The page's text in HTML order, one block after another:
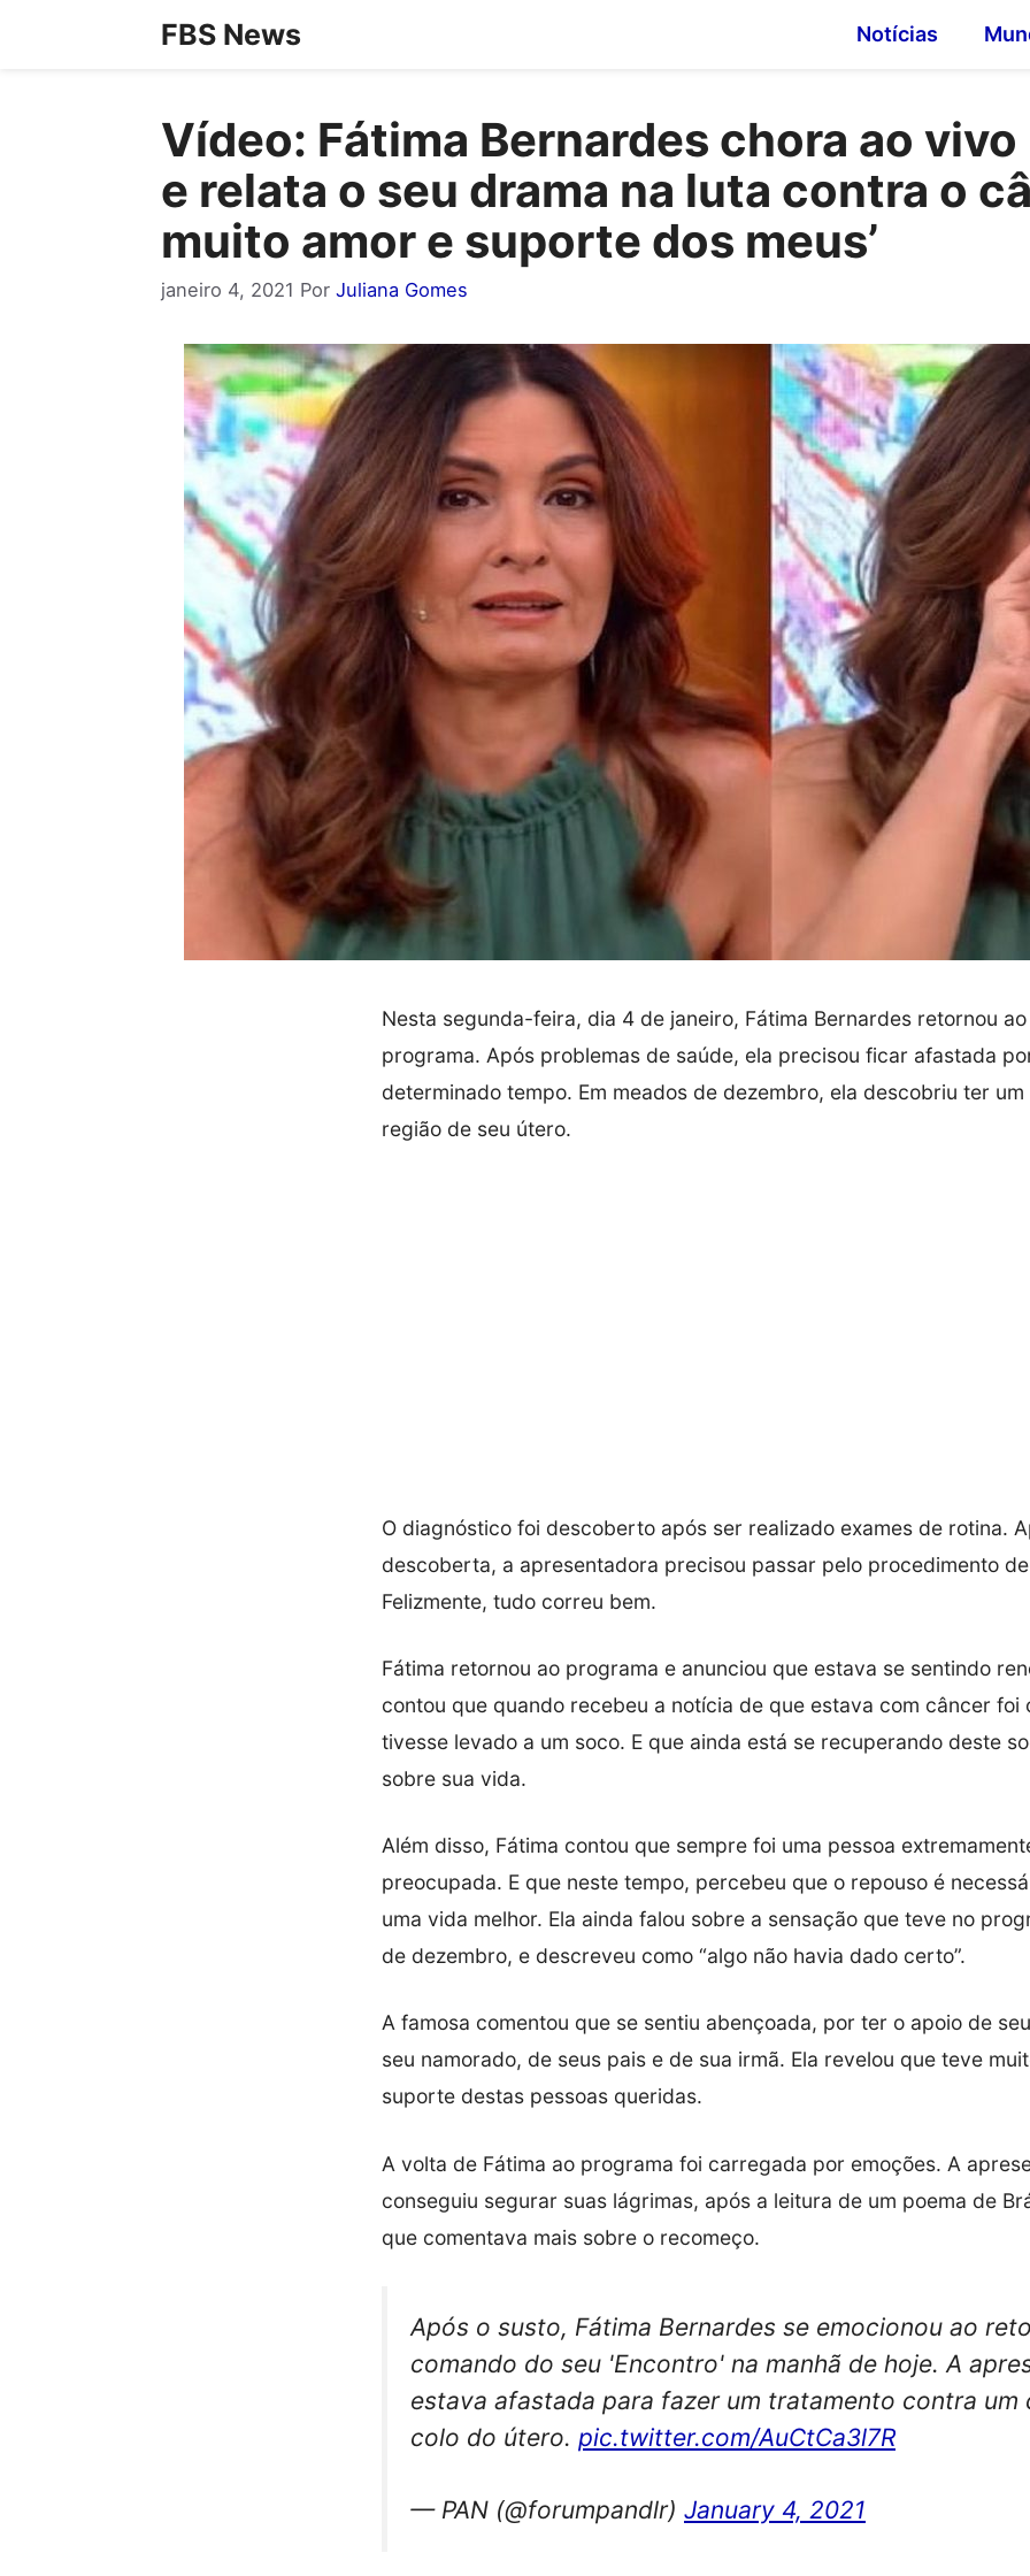
FBS News Notícias
Vídeo: Fátima Bernardes chora ao
e relata o seu drama na luta contra o
muito amor e suporte dos meus’
janeiro 4, 2021 Por Juliana Gomes
Nesta segunda-feira, dia 4 de janeiro, Fátima Bernardes retornou
programa. Após problemas de saúde, ela precisou ficar afastada
determinado tempo. Em meados de dezembro, ela descobriu ter
região de seu útero.
O diagnóstico foi descoberto após ser realizado exames de rotina.
descoberta, a apresentadora precisou passar pelo procedimento
Felizmente, tudo correu bem.
Fátima retornou ao programa e anunciou que estava se sentindo
contou que quando recebeu a notícia de que estava com câncer foi
tivesse levado a um soco. E que ainda está se recuperando deste
sobre sua vida.
Além disso, Fátima contou que sempre foi uma pessoa
preocupada. E que neste tempo, percebeu que o repouso é
uma vida melhor. Ela ainda falou sobre a sensação que teve no
de dezembro, e descreveu como “algo não havia dado certo”.
A famosa comentou que se sentiu abençoada, por ter o apoio de
seu namorado, de seus pais e de sua irmã. Ela revelou que teve
suporte destas pessoas queridas.
A volta de Fátima ao programa foi carregada por emoções. A
conseguiu segurar suas lágrimas, após a leitura de um poema de
que comentava mais sobre o recomeço.
Após o susto, Fátima Bernardes se emocionou ao
comando do seu 'Encontro' na manhã de hoje. A
estava afastada para fazer um tratamento contra um
colo do útero. pic.twitter.com/AuCtCa3l7R
— PAN (@forumpandlr) January 4, 2021